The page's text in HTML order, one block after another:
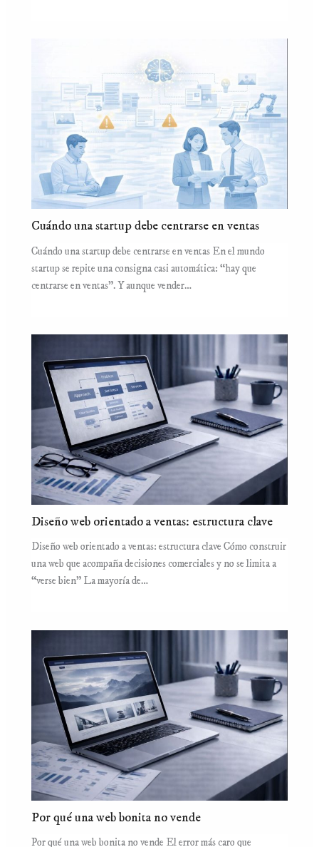
Cuándo una startup debe centrarse en ventas
Cuándo una startup debe centrarse en ventas En el mundo
startup se repite una consigna casi automática: “hay que
centrarse en ventas”. Y aunque vender…
Diseño web orientado a ventas: estructura clave
Diseño web orientado a ventas: estructura clave Cómo construir
una web que acompaña decisiones comerciales y no se limita a
“verse bien” La mayoría de…
Por qué una web bonita no vende
Por qué una web bonita no vende El error más caro que